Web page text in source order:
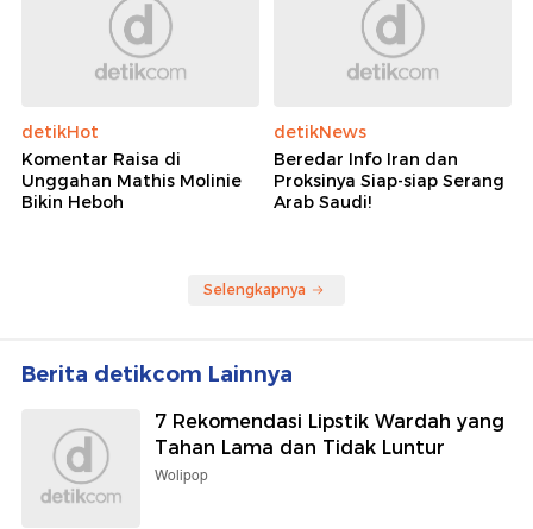
detikHot
Komentar Raisa di
Unggahan Mathis Molinie
Bikin Heboh
detikNews
Beredar Info Iran dan
Proksinya Siap-siap Serang
Arab Saudi!
Selengkapnya
Berita detikcom Lainnya
7 Rekomendasi Lipstik Wardah yang
Tahan Lama dan Tidak Luntur
Wolipop